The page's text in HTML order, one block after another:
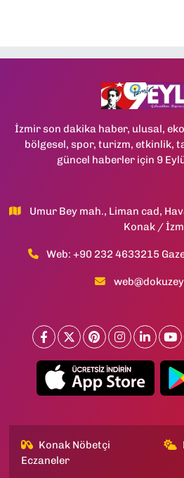
İzmir son dakika haber, ulusal,
bölgesel, spor, turizm, etkinlik,
güncel haberler için 9
Umur Bey mah., Liman cad,
Konak /
Web: +90 232 4633215
Konak Nöbetçi
Eczaneler